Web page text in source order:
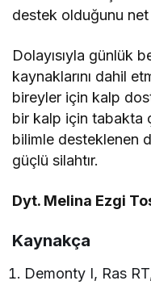
destek olduğunu
Dolayısıyla günlük
kaynaklarını dahil
bireyler için kalp
bir kalp için tabakta
bilimle desteklenen
güçlü silahtır.
Dyt. Melina Ezgi
Kaynakça
Demonty I, Ras